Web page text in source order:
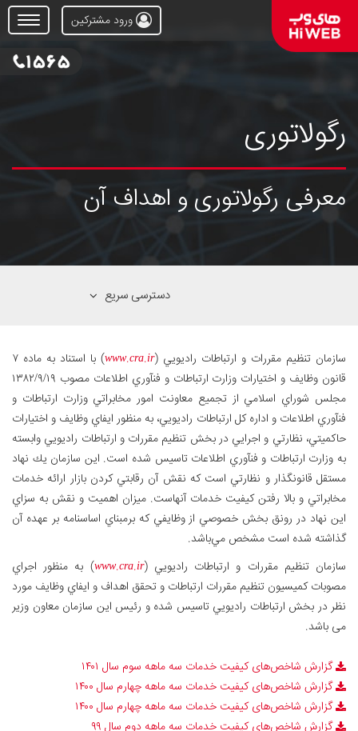
Open
Menu
ورود مشترکین
رگولاتوری
معرفی رگولاتوری و اهداف آن
دسترسی سریع
سازمان تنظيم مقررات و ارتباطات راديويي (www.cra.ir
) با استناد به ماده ۷
قانون وظايف و اختيارات وزارت ارتباطات و فنآوري اطلاعات مصوب ۱۳۸۲/۹/۱۹
مجلس شوراي اسلامي از تجميع معاونت امور مخابراتي وزارت ارتباطات و
فنآوري اطلاعات و اداره كل ارتباطات راديويي، به منظور ايفاي وظايف و اختيارات
حاكميتي، نظارتي و اجرايي در بخش تنظيم مقررات و ارتباطات راديويي وابسته
به وزارت ارتباطات و فنآوري اطلاعات تاسيس شده است. اين سازمان يك نهاد
مستقل قانونگذار و نظارتي است كه نقش آن رقابتي كردن بازار ارائه خدمات
مخابراتي و بالا رفتن كيفيت خدمات آنهاست. ميزان اهميت و نقش به سزاي
اين نهاد در رونق بخش خصوصي از وظايفي كه برمبناي اساسنامه بر عهده آن
گذاشته شده است مشخص مي‌باشد.
سازمان تنظيم مقررات و ارتباطات راديويي (www.cra.ir) به منظور اجراي
مصوبات كميسيون تنظيم مقررات ارتباطات و تحقق اهداف و ايفاي وظايف مورد
نظر در بخش ارتباطات راديويي تاسيس شده و رئيس اين سازمان معاون وزير
می باشد.
گزارش شاخص‌های کیفیت خدمات سه ماهه سوم سال ۱۴۰۱
گزارش شاخص‌های کیفیت خدمات سه ماهه چهارم سال ۱۴۰۰
گزارش شاخص‌های کیفیت خدمات سه ماهه چهارم سال ۱۴۰۰
گزارش شاخص‌های کیفیت خدمات سه ماهه دوم سال ۹۹